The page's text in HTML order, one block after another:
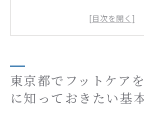
東京都で利用可能なフット
足元の健康を保つための東京都内
東京都でフットケア
に知っておきたい基